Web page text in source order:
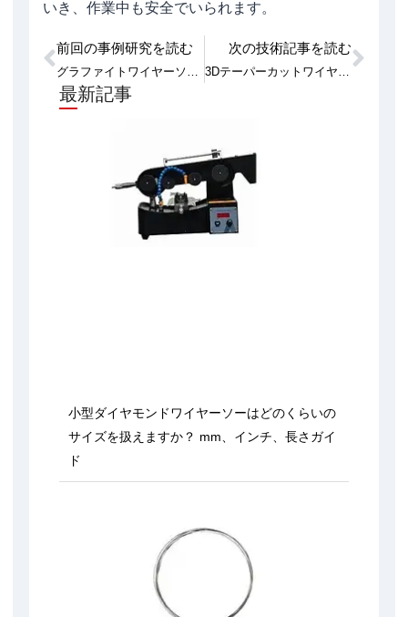
いき、作業中も安全でいられます。
Prev
前回の事例研究を読む
グラファイトワイヤーソーで切断できる材料
次の技術記事を読む
3Dテーパーカットワイヤーソーの代表的な用途 次
最新記事
小型ダイヤモンドワイヤーソーはどのくらいの
サイズを扱えますか？ mm、インチ、長さガイ
ド